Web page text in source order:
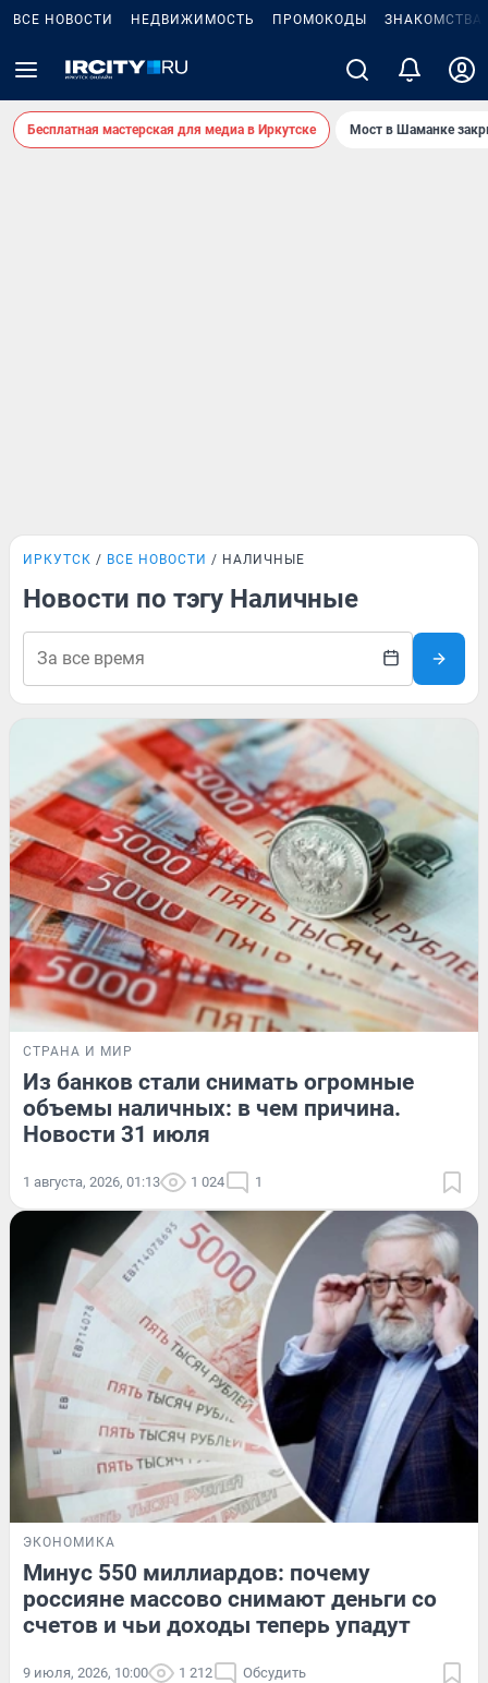
ВСЕ НОВОСТИ НЕДВИЖИМОСТЬ ПРОМОКОДЫ ЗНАКОМСТВА
Бесплатная мастерская для медиа в Иркутске Мост в Шаманке
ИРКУТСК ВСЕ НОВОСТИ НАЛИЧНЫЕ
Новости по тэгу Наличные
СТРАНА И МИР
Из банков стали снимать огромные
объемы наличных: в чем причина.
Новости 31 июля
1 августа, 2026, 01:13 1 024 1
ЭКОНОМИКА
Минус 550 миллиардов: почему
россияне массово снимают деньги со
счетов и чьи доходы теперь упадут
9 июля, 2026, 10:00 1 212 Обсудить